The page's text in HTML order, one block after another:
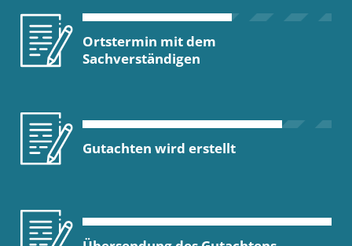
Ortstermin mit dem
Sachverständigen
Gutachten wird erstellt